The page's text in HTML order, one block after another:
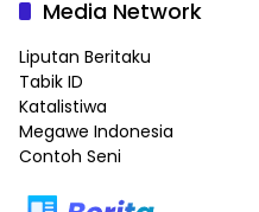
Media Network
Liputan Beritaku
Tabik ID
Katalistiwa
Megawe Indonesia
Contoh Seni